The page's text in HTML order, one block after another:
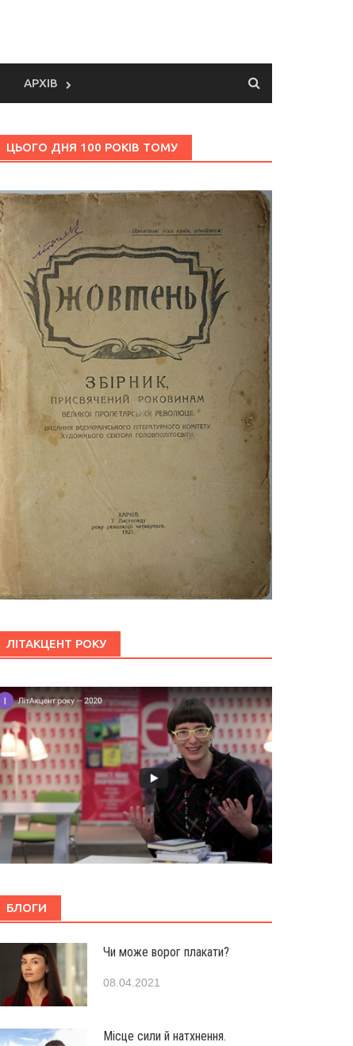
АРХІВ
ЦЬОГО ДНЯ 100 РОКІВ ТОМУ
ЛІТАКЦЕНТ РОКУ
БЛОГИ
Чи може ворог плакати?
08.04.2021
Місце сили й натхнення.